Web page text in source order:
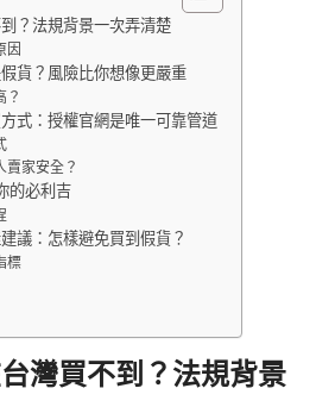
？法規背景一次弄清楚
因
貨？風險比你想像更嚴重
？
式：授權官網是唯一可靠管道
賣家安全？
的必利吉
議：怎樣避免買到假貨？
標
灣買不到？法規背景